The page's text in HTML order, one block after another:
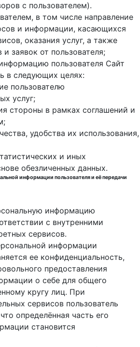
с пользователем).
в том числе направление
и информации, касающихся
оказания услуг, а также
заявок от пользователя;
пользователя Сайт
в следующих целях:
пользователю
услуг;
стороны в рамках соглашений и
удобства их использования,
и иных
обезличенных данных.
информации пользователя и её передачи
информацию
с внутренними
сервисов.
информации
ее конфиденциальность,
предоставления
о себе для общего
кругу лиц. При
сервисов пользователь
определённая часть его
становится